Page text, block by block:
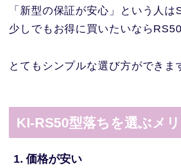
「新型の保証が安心」という人は
少しでもお得に買いたいならRS50
とてもシンプルな選び方ができま
KI-RS50型落ちを選ぶメ
1. 価格が安い